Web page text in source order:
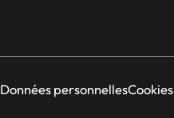
Données personnellesCookies